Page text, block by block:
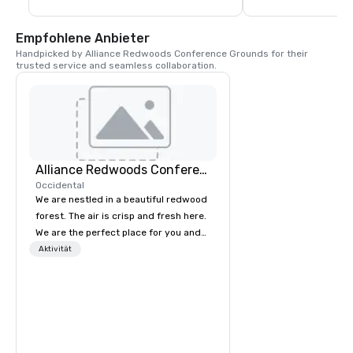
natürlich das
Union treffen sich
Empfohlene Anbieter
Handpicked by Alliance Redwoods Conference Grounds for their
trusted service and seamless collaboration.
Alliance Redwoods Conference Grounds
Occidental
We are nestled in a beautiful redwood
forest. The air is crisp and fresh here.
We are the perfect place for you and
your group to come get away from
Aktivität